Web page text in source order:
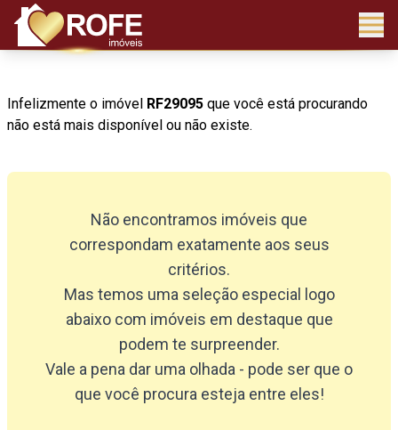
Infelizmente o imóvel RF29095 que você está procurando
não está mais disponível ou não existe.
Não encontramos imóveis que
correspondam exatamente aos seus
critérios.
Mas temos uma seleção especial logo
abaixo com imóveis em destaque que
podem te surpreender.
Vale a pena dar uma olhada - pode ser que o
que você procura esteja entre eles!